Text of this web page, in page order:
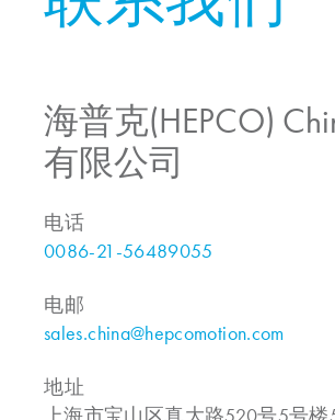
海普克(HEPCO)
有限公司
电话
0086-21-56489055
电邮
sales.china@hepcomotion.com
地址